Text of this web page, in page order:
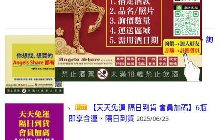
總覽-促銷&活動
all events
【凡酒問Angels Share】線上選酒、詢
(尋)酒、詢價、零售、批發，看這裡!
2024/03/01
【天天免運 隔日到貨 會員加碼】6瓶
即享含運、隔日到貨 2025/06/23